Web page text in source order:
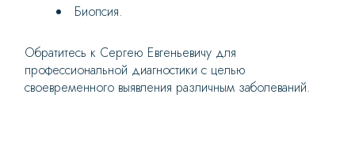
Биопсия.
Обратитесь к Сергею Евгеньевичу для
профессиональной диагностики с целью
своевременного выявления различным заболеваний.